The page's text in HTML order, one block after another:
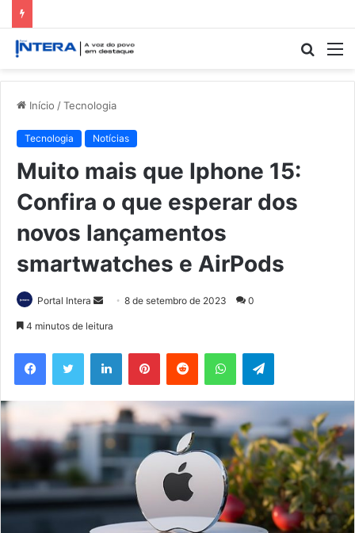
Início /Tecnologia
Tecnologia Notícias
Muito mais que Iphone 15:
Confira o que esperar dos
novos lançamentos
smartwatches e AirPods
Portal Intera
Mande
mail
8 de setembro de 2023 0
4 minutos de leitura
FacebookTwitter LinkedinPinterestReddit WhatsAppTelegram